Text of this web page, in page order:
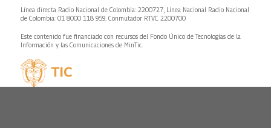
Línea directa Radio Nacional de Colombia: 2200727, Línea Nacional Radio Nacional
de Colombia: 01 8000 118 959. Conmutador RTVC 2200700
Este contenido fue financiado con recursos del Fondo Único de Tecnologías de la
Información y las Comunicaciones de MinTic.